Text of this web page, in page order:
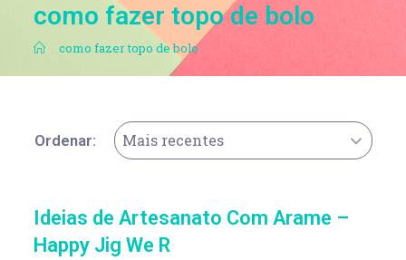
como fazer topo de bolo
. como fazer topo de bolo
Ordenar: Mais recentes
Ideias de Artesanato Com Arame –
Happy Jig We R